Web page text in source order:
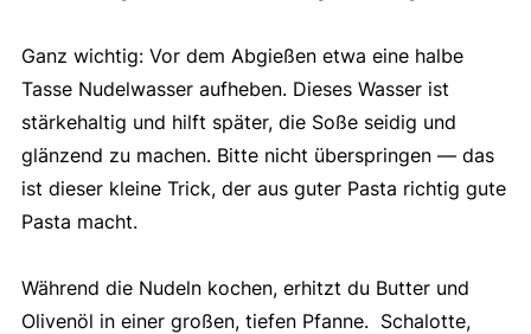
Ganz wichtig: Vor dem Abgießen etwa eine halbe
Tasse Nudelwasser aufheben. Dieses Wasser ist
stärkehaltig und hilft später, die Soße seidig und
glänzend zu machen. Bitte nicht überspringen — das
ist dieser kleine Trick, der aus guter Pasta richtig gute
Pasta macht.
Während die Nudeln kochen, erhitzt du Butter und
Olivenöl in einer großen, tiefen Pfanne. Schalotte,